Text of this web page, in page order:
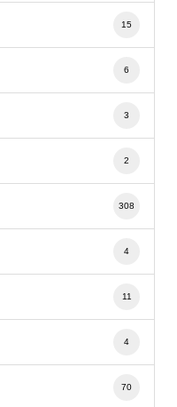
15
6
3
2
308
4
11
4
70